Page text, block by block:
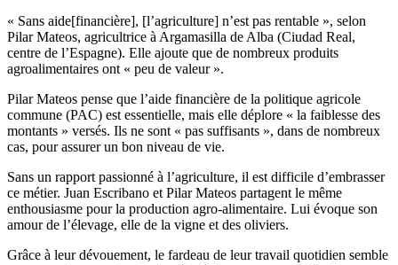
« Sans aide[financière], [l’agriculture] n’est pas rentable », selon
Pilar Mateos, agricultrice à Argamasilla de Alba (Ciudad Real,
centre de l’Espagne). Elle ajoute que de nombreux produits
agroalimentaires ont « peu de valeur ».
Pilar Mateos pense que l’aide financière de la politique agricole
commune (PAC) est essentielle, mais elle déplore « la faiblesse des
montants » versés. Ils ne sont « pas suffisants », dans de nombreux
cas, pour assurer un bon niveau de vie.
Sans un rapport passionné à l’agriculture, il est difficile d’embrasser
ce métier. Juan Escribano et Pilar Mateos partagent le même
enthousiasme pour la production agro-alimentaire. Lui évoque son
amour de l’élevage, elle de la vigne et des oliviers.
Grâce à leur dévouement, le fardeau de leur travail quotidien semble